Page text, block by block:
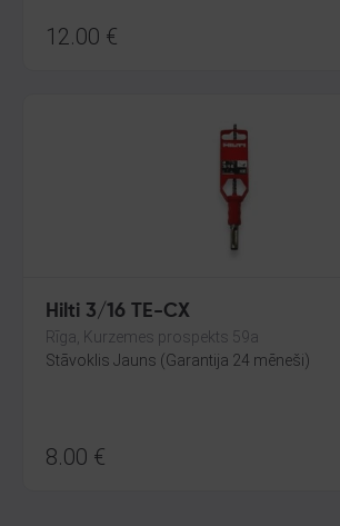
12.00 €
Hilti 3/16 TE-CX
Rīga, Kurzemes prospekts 59a
Stāvoklis Jauns (Garantija 24 mēneši)
8.00 €